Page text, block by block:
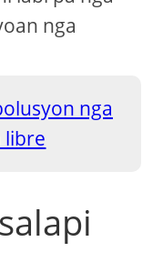
nga
nga
libre